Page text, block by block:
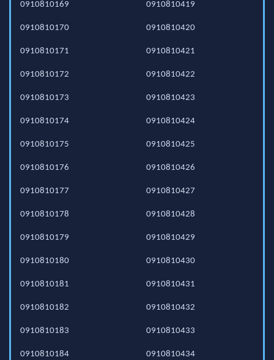
0910810169
0910810170
0910810171
0910810172
0910810173
0910810174
0910810175
0910810176
0910810177
0910810178
0910810179
0910810180
0910810181
0910810182
0910810183
0910810184
0910810419
0910810420
0910810421
0910810422
0910810423
0910810424
0910810425
0910810426
0910810427
0910810428
0910810429
0910810430
0910810431
0910810432
0910810433
0910810434